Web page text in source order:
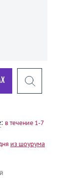
: в течение 1-7
из шоурума